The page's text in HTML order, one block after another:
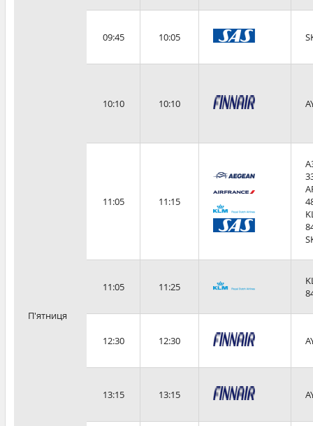
П'ятниця
09:45 10:05
10:10 10:10
11:05 11:15
11:05 11:25
12:30 12:30
13:15 13:15